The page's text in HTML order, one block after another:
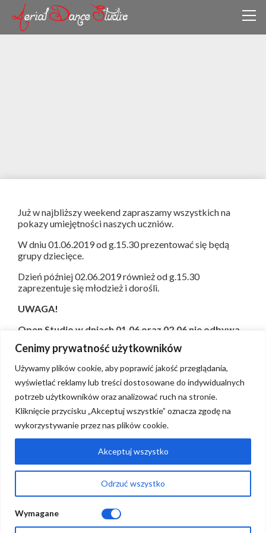
Cenimy prywatność użytkowników
Używamy plików cookie, aby poprawić jakość przeglądania,
wyświetlać reklamy lub treści dostosowane do indywidualnych
potrzeb użytkowników oraz analizować ruch na stronie.
Kliknięcie przycisku „Akceptuj wszystkie” oznacza zgodę na
wykorzystywanie przez nas plików cookie.
Odrzuć wszystko
Akceptuj wszystko
Wymagane
Już w najbliższy weekend zapraszamy wszystkich na
pokazy umiejętności naszych uczniów.
W dniu 01.06.2019 od g.15.30 prezentować się będą
grupy dziecięce.
Dzień później 02.06.2019 również od g.15.30
zaprezentuje się młodzież i dorośli.
UWAGA!
Open Studio w dniach 01.06 oraz 02.06 nie odbywa
Regulaminy
Pytania i odpowiedzi
Kontakt
Mówią o nas